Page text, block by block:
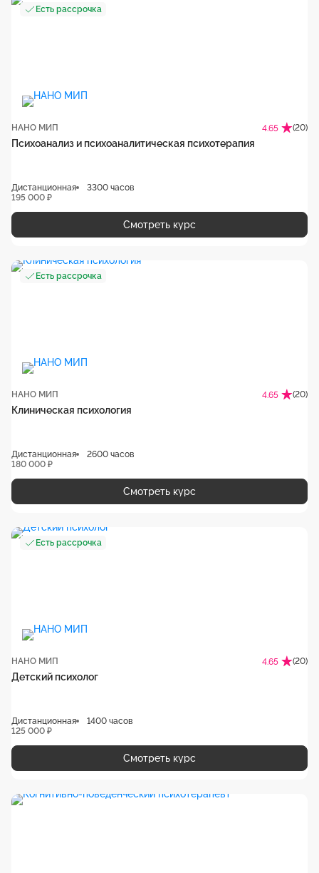
Есть рассрочка
НАНО МИП 4.65 (20)
Психоанализ и психоаналитическая психотерапия
Дистанционная
3300 часов
195 000 ₽
Смотреть курс
Есть рассрочка
НАНО МИП 4.65 (20)
Клиническая психология
Дистанционная
2600 часов
180 000 ₽
Смотреть курс
Есть рассрочка
НАНО МИП 4.65 (20)
Детский психолог
Дистанционная
1400 часов
125 000 ₽
Смотреть курс